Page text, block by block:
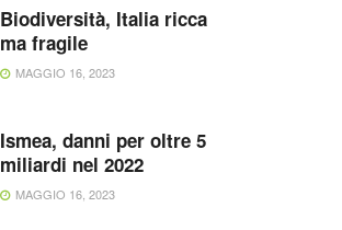
Biodiversità, Italia ricca
ma fragile
MAGGIO 16, 2023
Ismea, danni per oltre 5
miliardi nel 2022
MAGGIO 16, 2023